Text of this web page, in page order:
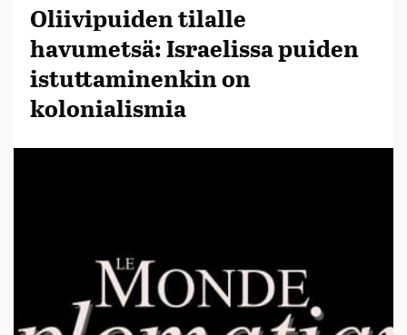
Oliivipuiden tilalle
havumetsä: Israelissa puiden
istuttaminenkin on
kolonialismia